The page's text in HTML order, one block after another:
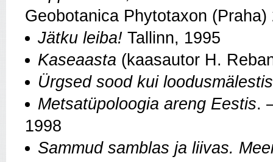
Geobotanica Phytotaxon (Praha)
Jätku leiba! Tallinn, 1995
Kaseaasta (kaasautor H.
Ürgsed sood kui
Metsatüpoloogia areng Eestis.
1998
Sammud samblas ja liivas.